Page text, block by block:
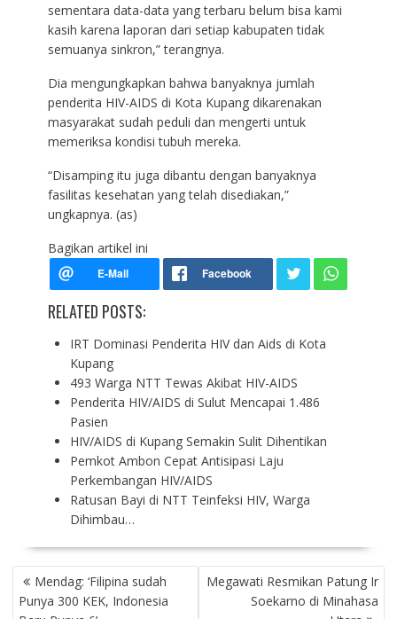
sementara data-data yang terbaru belum bisa kami
kasih karena laporan dari setiap kabupaten tidak
semuanya sinkron,” terangnya.
Dia mengungkapkan bahwa banyaknya jumlah
penderita HIV-AIDS di Kota Kupang dikarenakan
masyarakat sudah peduli dan mengerti untuk
memeriksa kondisi tubuh mereka.
“Disamping itu juga dibantu dengan banyaknya
fasilitas kesehatan yang telah disediakan,”
ungkapnya. (as)
Bagikan artikel ini
RELATED POSTS:
IRT Dominasi Penderita HIV dan Aids di Kota
Kupang
493 Warga NTT Tewas Akibat HIV-AIDS
Penderita HIV/AIDS di Sulut Mencapai 1.486
Pasien
HIV/AIDS di Kupang Semakin Sulit Dihentikan
Pemkot Ambon Cepat Antisipasi Laju
Perkembangan HIV/AIDS
Ratusan Bayi di NTT Teinfeksi HIV, Warga
Dihimbau…
P
O
Mendag: ‘Filipina sudah
Punya 300 KEK, Indonesia
Megawati Resmikan Patung Ir
Soekarno di Minahasa